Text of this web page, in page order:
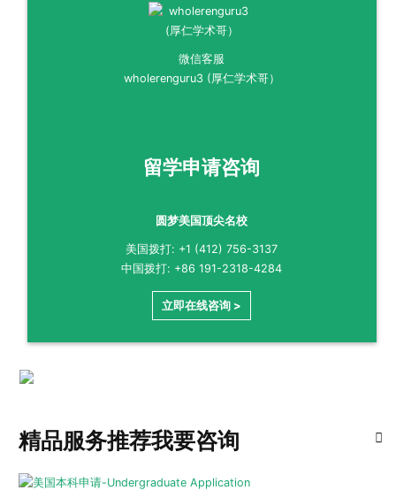
微信客服
wholerenguru3 (厚仁学术哥）
留学申请咨询
圆梦美国顶尖名校
美国拨打: +1 (412) 756-3137
中国拨打: +86 191-2318-4284
立即在线咨询 >
精品服务推荐我要咨询